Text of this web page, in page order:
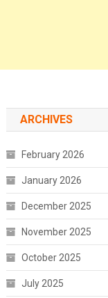
ARCHIVES
February 2026
January 2026
December 2025
November 2025
October 2025
July 2025